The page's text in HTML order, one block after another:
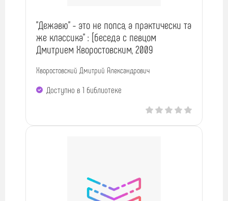
"Дежавю" - это не попса, а практически та
же классика" : [беседа с певцом
Дмитрием Хворостовским, 2009
Хворостовский Дмитрий Александрович
Доступно в 1 библиотекe